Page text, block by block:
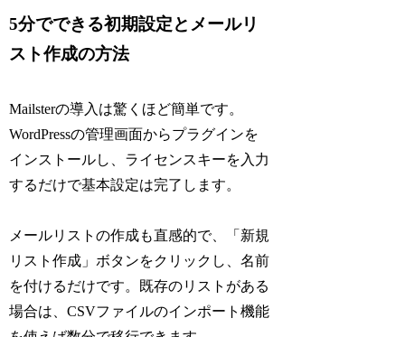
5分でできる初期設定とメールリ
スト作成の方法
Mailsterの導入は驚くほど簡単です。
WordPressの管理画面からプラグインを
インストールし、ライセンスキーを入力
するだけで基本設定は完了します。
メールリストの作成も直感的で、「新規
リスト作成」ボタンをクリックし、名前
を付けるだけです。既存のリストがある
場合は、CSVファイルのインポート機能